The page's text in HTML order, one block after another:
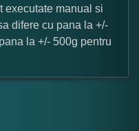
executate manual si
difere cu pana la +/-
la +/- 500g pentru